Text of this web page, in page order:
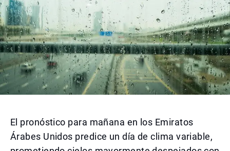
El pronóstico para mañana en los Emiratos
Árabes Unidos predice un día de clima variable,